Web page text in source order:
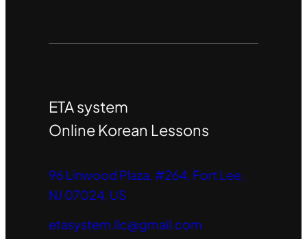
ETA system
Online Korean Lessons
96 Linwood Plaza, #264, Fort Lee,
NJ 07024, US
etasystem.llc@gmail.com